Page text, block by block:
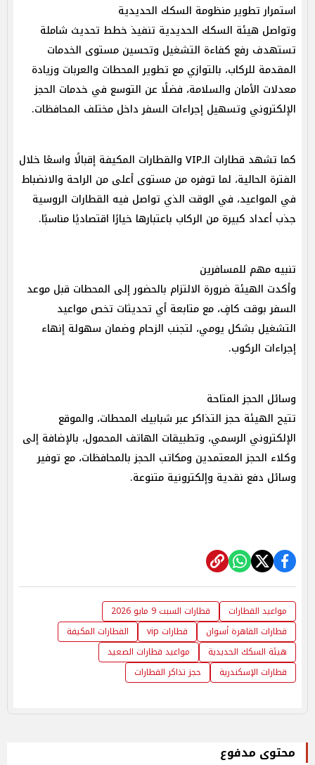
استمرار تطوير منظومة السكك الحديدية
وتواصل هيئة السكك الحديدية تنفيذ خطط تحديث شاملة
تستهدف رفع كفاءة التشغيل وتحسين مستوى الخدمات
المقدمة للركاب، بالتوازي مع تطوير المحطات والعربات وزيادة
معدلات الأمان والسلامة، فضلًا عن التوسع في خدمات الحجز
الإلكتروني وتسهيل إجراءات السفر داخل مختلف المحافظات.
كما تشهد قطارات الـVIP والقطارات المكيفة إقبالًا واسعًا خلال
الفترة الحالية، لما توفره من مستوى أعلى من الراحة والانضباط
في المواعيد، في الوقت الذي تواصل فيه القطارات الروسية
جذب أعداد كبيرة من الركاب باعتبارها خيارًا اقتصاديًا مناسبًا.
تنبيه مهم للمسافرين
وأكدت الهيئة ضرورة الالتزام بالحضور إلى المحطات قبل موعد
السفر بوقت كافٍ، مع متابعة أي تحديثات تخص مواعيد
التشغيل بشكل يومي، لتجنب الزحام وضمان سهولة إنهاء
إجراءات الركوب.
وسائل الحجز المتاحة
تتيح الهيئة حجز التذاكر عبر شبابيك المحطات، والموقع
الإلكتروني الرسمي، وتطبيقات الهاتف المحمول، بالإضافة إلى
وكلاء الحجز المعتمدين ومكاتب الحجز بالمحافظات، مع توفير
وسائل دفع نقدية وإلكترونية متنوعة.
مواعيد القطارات
قطارات السبت 9 مايو 2026
قطارات القاهرة أسوان
قطارات vip
القطارات المكيفة
هيئة السكك الحديدية
مواعيد قطارات الصعيد
قطارات الإسكندرية
حجز تذاكر القطارات
محتوى مدفوع